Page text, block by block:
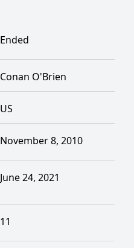
Ended
Conan O'Brien
US
November 8, 2010
June 24, 2021
11